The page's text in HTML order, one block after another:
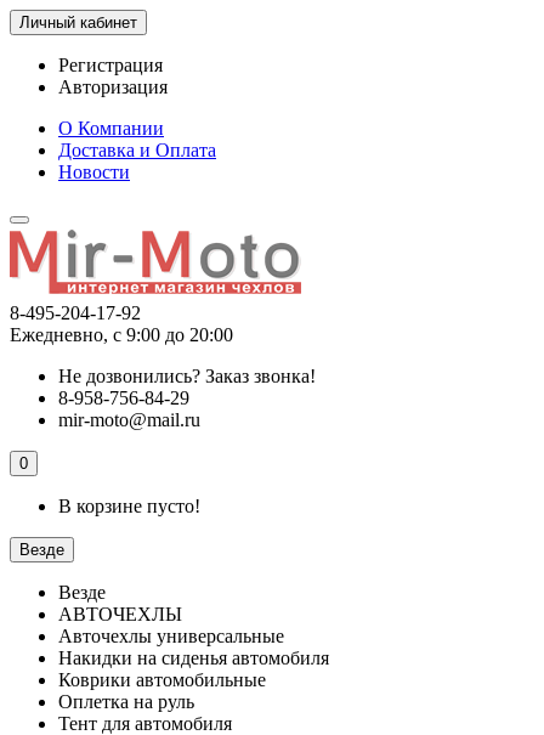
Личный кабинет
Регистрация
Авторизация
О Компании
Доставка и Оплата
Новости
8-495-204-17-92
Ежедневно, с 9:00 до 20:00
Не дозвонились? Заказ звонка!
8-958-756-84-29
mir-moto@mail.ru
0
В корзине пусто!
Везде
Везде
АВТОЧЕХЛЫ
Авточехлы универсальные
Накидки на сиденья автомобиля
Коврики автомобильные
Оплетка на руль
Тент для автомобиля